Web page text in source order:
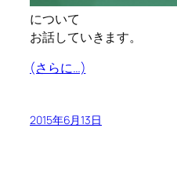
について
お話していきます。
(さらに…)
2015年6月13日